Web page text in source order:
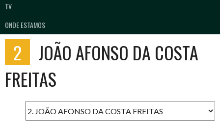
TV
ONDE ESTAMOS
2
JOÃO AFONSO DA COSTA
FREITAS